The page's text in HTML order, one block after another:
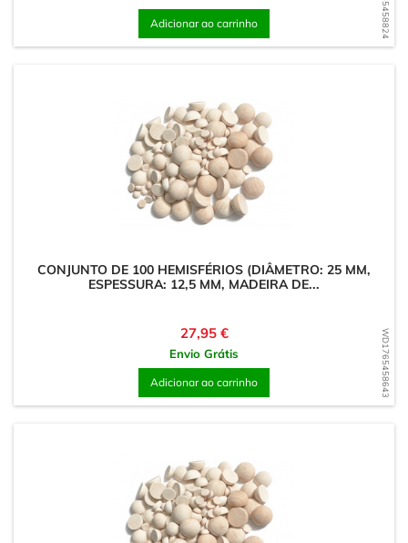
Adicionar ao carrinho
WD1765458643
CONJUNTO DE 100 HEMISFÉRIOS (DIÂMETRO: 25 MM,
ESPESSURA: 12,5 MM, MADEIRA DE...
Preço
27,95 €
Envio Grátis
Adicionar ao carrinho